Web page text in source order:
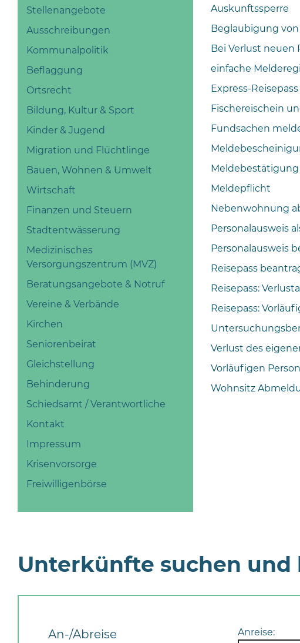
Stellenangebote
Ausschreibungen
Kommunalpolitik
Beflaggung
Ortsrecht
Bildung, Kultur & Sport
Kinder & Jugend
Migration und Flüchtlinge
Bauen, Wohnen & Umwelt
Wirtschaft
Finanzen und Steuern
Stadtentwässerung
Medizinisches
Versorgungszentrum (MVZ)
Beratungsangebote & Notruf
Vereine & Verbände
Kirchen
Seniorenbeirat
Gleichstellung
Behinderung
Schiedsamt / Verantwortliche
Kontakt
Impressum
Krisenvorsorge
Freiwilligenbörse
Auskunftssperre
Beglaubigung
Bei Verlust neuen
einfache
Express-
Fischereischein
Fundsachen
Meldebestätigung
Meldepflicht
Nebenwohnung
Personalausweis
Personalausweis
Reisepass
Reisepass:
Reisepass:
Verlust des
Vorläufigen
Wohnsitz
Unterkünfte suchen und
An-/Abreise Anreise: